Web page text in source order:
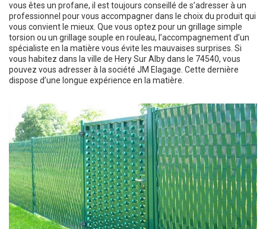
vous êtes un profane, il est toujours conseillé de s’adresser à un
professionnel pour vous accompagner dans le choix du produit qui
vous convient le mieux. Que vous optez pour un grillage simple
torsion ou un grillage souple en rouleau, l’accompagnement d’un
spécialiste en la matière vous évite les mauvaises surprises. Si
vous habitez dans la ville de Hery Sur Alby dans le 74540, vous
pouvez vous adresser à la société JM Elagage. Cette dernière
dispose d’une longue expérience en la matière.